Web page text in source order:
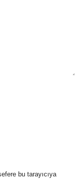
bu tarayıcıya